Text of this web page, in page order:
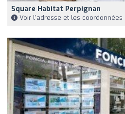
Square Habitat Perpignan
Voir l'adresse et les coordonnées